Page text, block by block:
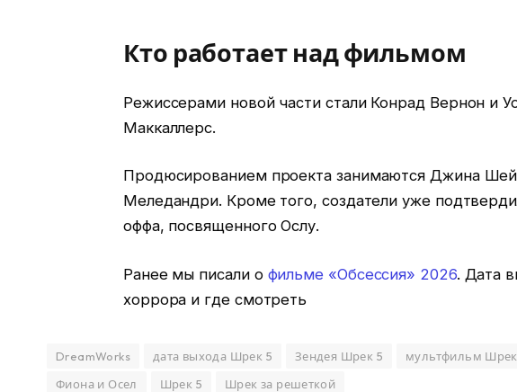
Кто работает над фильмом
Режиссерами новой части стали Конрад Вернон и
Маккаллерс.
Продюсированием проекта занимаются Джина Шей
Меледандри. Кроме того, создатели уже
оффа, посвященного Ослу.
Ранее мы писали о фильме «Обсессия» 2026. Дата
хоррора и где смотреть
DreamWorks дата выхода Шрек 5 Зендея Шрек 5 мультфильм
Фиона и Осел
Шрек 5 Шрек за решеткой